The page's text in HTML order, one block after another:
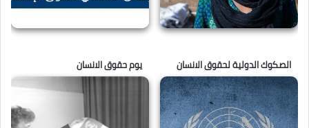
الصكوك الدولية لحقوق الانسان يوم حقوق الانسان